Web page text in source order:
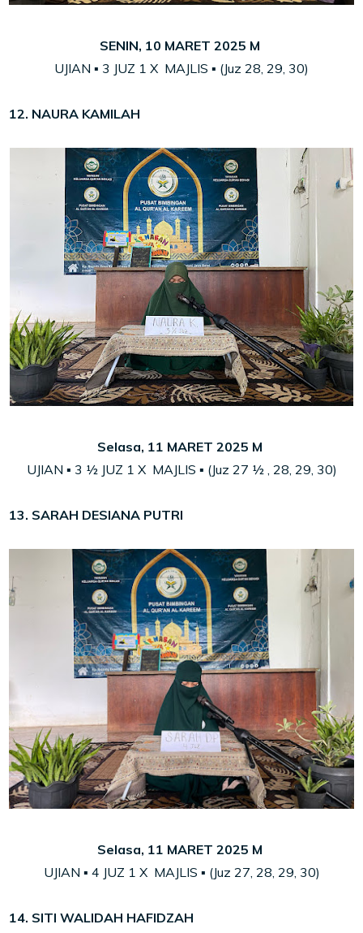
SENIN, 10 MARET 2025 M
UJIAN ▪ 3 JUZ 1 X MAJLIS ▪ (Juz 28, 29, 30)
12. NAURA KAMILAH
Selasa, 11 MARET 2025 M
UJIAN ▪ 3 ½JUZ 1 X MAJLIS ▪ (Juz 27 ½, 28, 29, 30)
13. SARAH DESIANA PUTRI
Selasa, 11 MARET 2025 M
UJIAN ▪ 4 JUZ 1 X MAJLIS ▪ (Juz 27 , 28, 29, 30)
14. SITI WALIDAH HAFIDZAH